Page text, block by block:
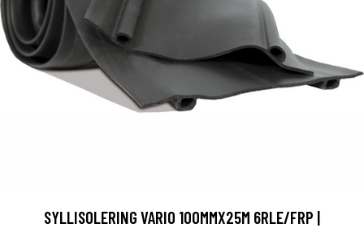
SYLLISOLERING VARIO 100MMX25M 6RLE/FRP |